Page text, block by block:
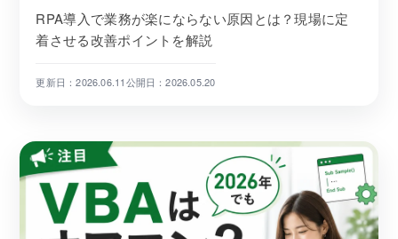
RPA導入で業務が楽にならない原因とは？現場に定
着させる改善ポイントを解説
更新日：2026.06.11公開日：2026.05.20